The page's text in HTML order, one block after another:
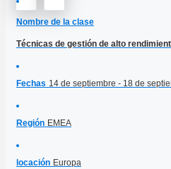
Nombre de la clase
Técnicas de gestión de alto
Fechas 14 de septiembre - 18 de
Región EMEA
locación Europa